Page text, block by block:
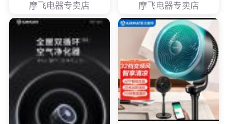
摩飞电器专卖店 摩飞电器专卖店